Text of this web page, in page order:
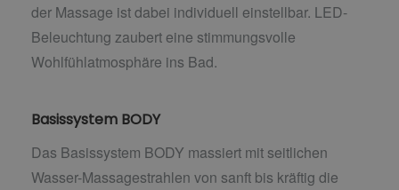
der Massage ist dabei individuell einstellbar. LED-
Beleuchtung zaubert eine stimmungsvolle
Wohlfühlatmosphäre ins Bad.
Basissystem BODY
Das Basissystem BODY massiert mit seitlichen
Wasser-Massagestrahlen von sanft bis kräftig die